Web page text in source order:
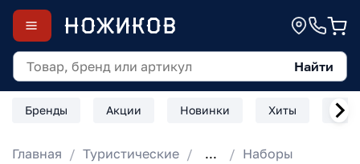
Найти
Бренды Акции Новинки Хиты
Главная Туристические ... Наборы